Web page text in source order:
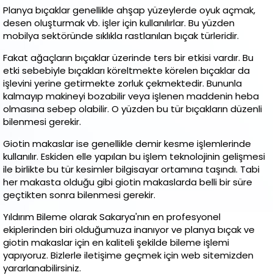
Planya bıçaklar genellikle ahşap yüzeylerde oyuk açmak,
desen oluşturmak vb. işler için kullanılırlar. Bu yüzden
mobilya sektöründe sıklıkla rastlanılan bıçak türleridir.
Fakat ağaçların bıçaklar üzerinde ters bir etkisi vardır. Bu
etki sebebiyle bıçakları köreltmekte körelen bıçaklar da
işlevini yerine getirmekte zorluk çekmektedir. Bununla
kalmayıp makineyi bozabilir veya işlenen maddenin heba
olmasına sebep olabilir. O yüzden bu tür bıçakların düzenli
bilenmesi gerekir.
Giotin makaslar ise genellikle demir kesme işlemlerinde
kullanılır. Eskiden elle yapılan bu işlem teknolojinin gelişmesi
ile birlikte bu tür kesimler bilgisayar ortamına taşındı. Tabi
her makasta olduğu gibi giotin makaslarda belli bir süre
geçtikten sonra bilenmesi gerekir.
Yıldırım Bileme olarak Sakarya'nın en profesyonel
ekiplerinden biri olduğumuza inanıyor ve planya bıçak ve
giotin makaslar için en kaliteli şekilde bileme işlemi
yapıyoruz. Bizlerle iletişime geçmek için web sitemizden
yararlanabilirsiniz.